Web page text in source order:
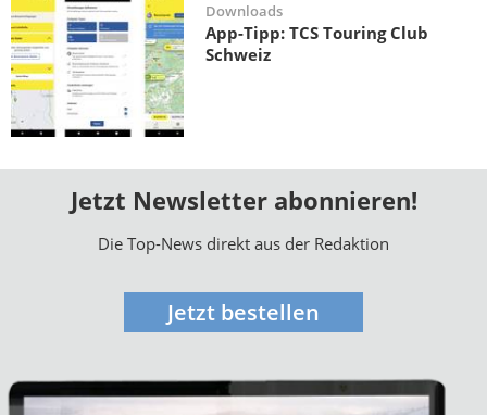
Downloads
App-Tipp: TCS Touring Club
Schweiz
Jetzt Newsletter abonnieren!
Die Top-News direkt aus der Redaktion
Jetzt bestellen